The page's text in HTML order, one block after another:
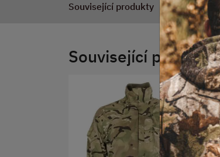
Související produkty
Související produkty